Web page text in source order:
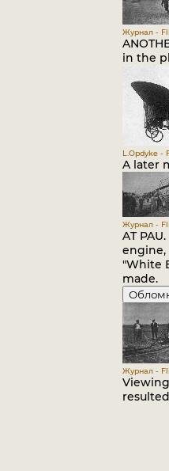
Журнал -
in the
L.Opdyke -
A later
Журнал -
AT
engine,
"White
made.
Журнал -